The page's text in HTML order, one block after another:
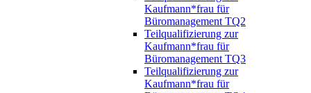
Kaufmann*frau für
Büromanagement TQ2
Teilqualifizierung zur
Kaufmann*frau für
Büromanagement TQ3
Teilqualifizierung zur
Kaufmann*frau für